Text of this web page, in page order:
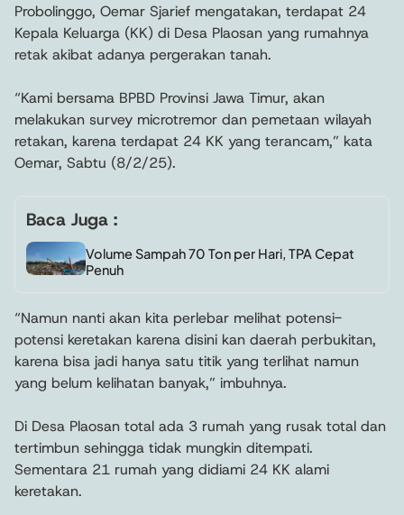
Probolinggo, Oemar Sjarief mengatakan, terdapat 24
Kepala Keluarga (KK) di Desa Plaosan yang rumahnya
retak akibat adanya pergerakan tanah.
“Kami bersama BPBD Provinsi Jawa Timur, akan
melakukan survey microtremor dan pemetaan wilayah
retakan, karena terdapat 24 KK yang terancam,” kata
Oemar, Sabtu (8/2/25).
Baca Juga :
Volume Sampah 70 Ton per Hari, TPA Cepat
Penuh
“Namun nanti akan kita perlebar melihat potensi-
potensi keretakan karena disini kan daerah perbukitan,
karena bisa jadi hanya satu titik yang terlihat namun
yang belum kelihatan banyak,” imbuhnya.
Di Desa Plaosan total ada 3 rumah yang rusak total dan
tertimbun sehingga tidak mungkin ditempati.
Sementara 21 rumah yang didiami 24 KK alami
keretakan.